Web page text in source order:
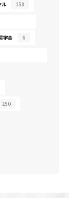
ル 158
学金 6
250